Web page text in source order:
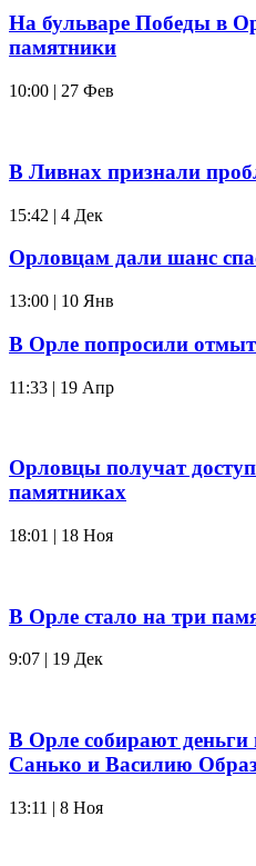
На бульваре Победы в
памятники
10:00 | 27 Фев
В Ливнах признали
15:42 | 4 Дек
Орловцам дали шанс
13:00 | 10 Янв
В Орле попросили
11:33 | 19 Апр
Орловцы получат
памятниках
18:01 | 18 Ноя
В Орле стало на три
9:07 | 19 Дек
В Орле собирают
Санько и Василию
13:11 | 8 Ноя